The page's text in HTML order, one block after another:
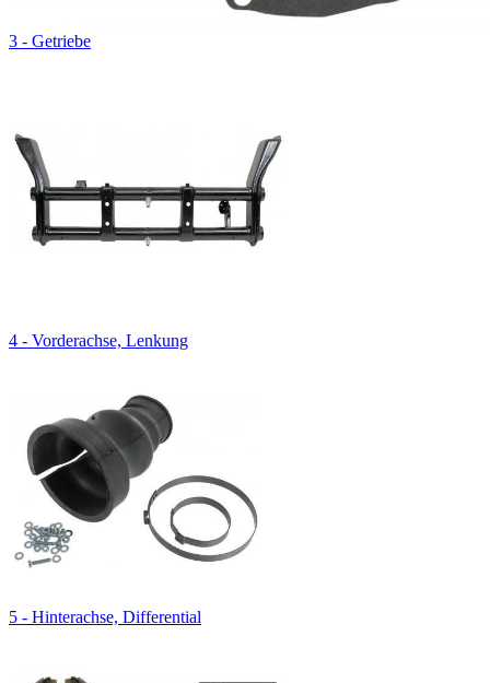
3 - Getriebe
4 - Vorderachse, Lenkung
5 - Hinterachse, Differential